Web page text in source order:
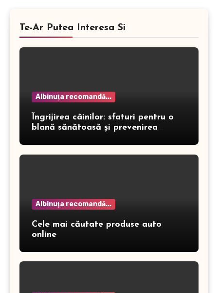
Te-Ar Putea Interesa Si
Albinuţa recomandă...
Îngrijirea câinilor: sfaturi pentru o
blană sănătoasă și prevenirea
Albinuţa recomandă...
Cele mai căutate produse auto
online